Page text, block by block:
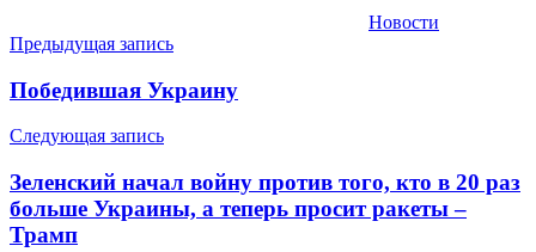
Новости
Навигация
по
записям
Предыдущая запись
Победившая Украину
Следующая запись
Зеленский начал войну против того, кто в 20 раз
больше Украины, а теперь просит ракеты –
Трамп